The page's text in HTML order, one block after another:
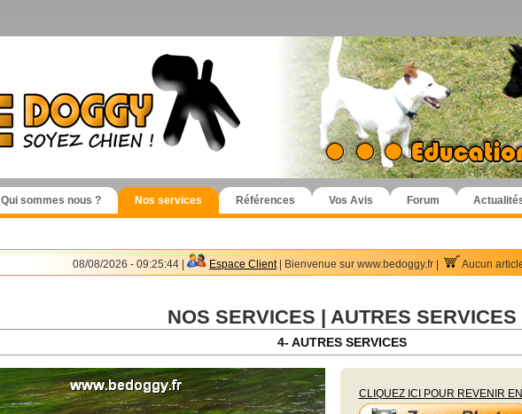
Qui sommes nous ? Nos services Références Vos Avis Forum
08/08/2026 - 09:25:44 | Espace Client| Bienvenue sur www.bedoggy.fr | Aucun
NOS SERVICES | AUTRES SERVICES
4- AUTRES SERVICES
CLIQUEZ ICI POUR REVENIR